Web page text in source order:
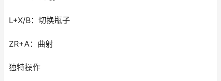
L+X/B：切换瓶子
ZR+A：曲射
独特操作